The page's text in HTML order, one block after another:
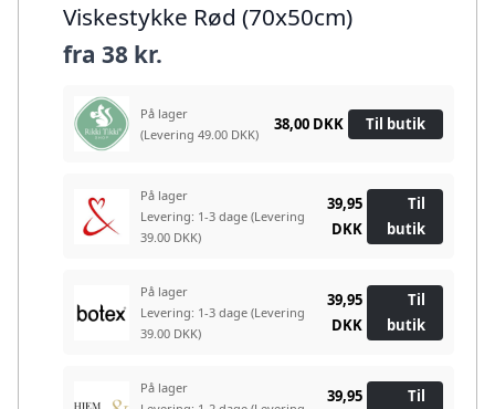
Viskestykke Rød (70x50cm)
fra 38 kr.
På lager
(Levering 49.00 DKK)
38,00 DKK Til butik
På lager
Levering: 1-3 dage (Levering
39.00 DKK)
39,95
DKK
Til
butik
På lager
Levering: 1-3 dage (Levering
39.00 DKK)
39,95
DKK
Til
butik
På lager
39,95
Til